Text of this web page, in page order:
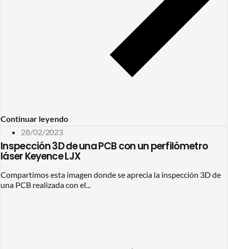
Continuar leyendo
28/02/2023
Inspección 3D de una PCB con un perfilómetro
láser Keyence LJX
Compartimos esta imagen donde se aprecia la inspección 3D de
una PCB realizada con el...